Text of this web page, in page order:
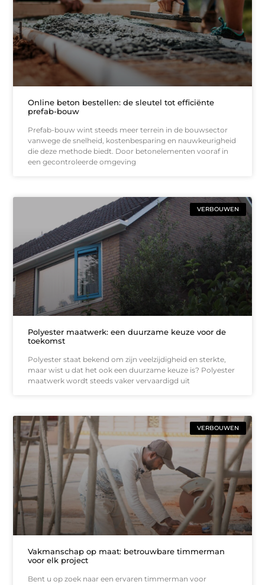
Online beton bestellen: de sleutel tot efficiënte
prefab-bouw
Prefab-bouw wint steeds meer terrein in de bouwsector
vanwege de snelheid, kostenbesparing en nauwkeurigheid
die deze methode biedt. Door betonelementen vooraf in
een gecontroleerde omgeving
VERBOUWEN
Polyester maatwerk: een duurzame keuze voor de
toekomst
Polyester staat bekend om zijn veelzijdigheid en sterkte,
maar wist u dat het ook een duurzame keuze is? Polyester
maatwerk wordt steeds vaker vervaardigd uit
VERBOUWEN
Vakmanschap op maat: betrouwbare timmerman
voor elk project
Bent u op zoek naar een ervaren timmerman voor